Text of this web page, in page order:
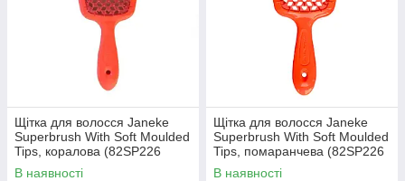
Щітка для волосся Janeke
Superbrush With Soft Moulded
Tips, коралова (82SP226
PFL)
В наявності
Щітка для волосся Janeke
Superbrush With Soft Moulded
Tips, помаранчева (82SP226
OFL)
В наявності